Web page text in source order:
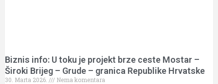
Biznis info: U toku je projekt brze ceste Mostar –
Široki Brijeg – Grude – granica Republike Hrvatske
30. Marta 2026.
Nema komentara